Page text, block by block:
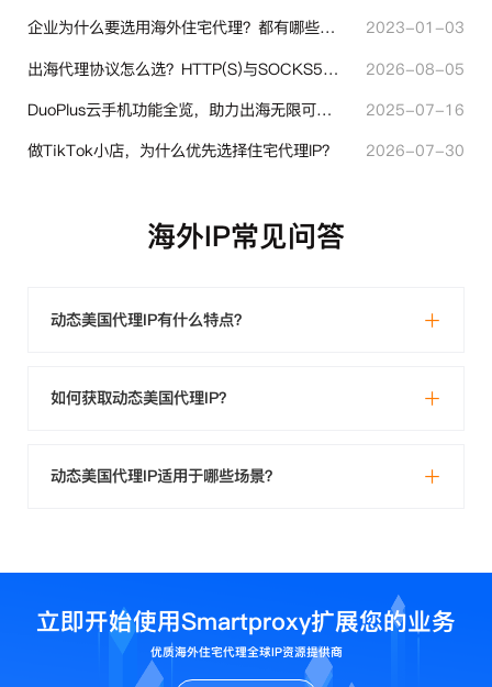
企业为什么要选用海外住宅代理？都有哪些帮助？
2023-01-03
出海代理协议怎么选？HTTP(S)与SOCKS5核心差异与选型技巧
2026-08-05
DuoPlus云手机功能全览，助力出海无限可能！
2025-07-16
做TikTok小店，为什么优先选择住宅代理IP？
2026-07-30
海外IP常见问答
动态美国代理IP有什么特点？
如何获取动态美国代理IP？
动态美国代理IP适用于哪些场景？
立即开始使用Smartproxy扩展您的业务
优质海外住宅代理全球IP资源提供商